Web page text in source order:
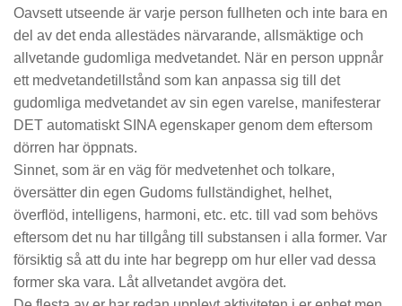
Oavsett utseende är varje person fullheten och inte bara en
del av det enda allestädes närvarande, allsmäktige och
allvetande gudomliga medvetandet. När en person uppnår
ett medvetandetillstånd som kan anpassa sig till det
gudomliga medvetandet av sin egen varelse, manifesterar
DET automatiskt SINA egenskaper genom dem eftersom
dörren har öppnats.
Sinnet, som är en väg för medvetenhet och tolkare,
översätter din egen Gudoms fullständighet, helhet,
överflöd, intelligens, harmoni, etc. etc. till vad som behövs
eftersom det nu har tillgång till substansen i alla former. Var
försiktig så att du inte har begrepp om hur eller vad dessa
former ska vara. Låt allvetandet avgöra det.